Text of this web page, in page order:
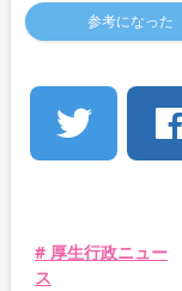
参考になった
# 厚生行政ニュー
ス